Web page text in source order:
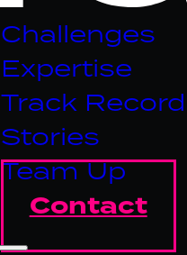
Challenges
Expertise
Track Record
Stories
Team Up
Contact